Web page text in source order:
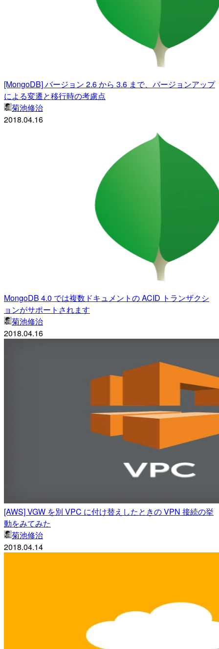
[MongoDB] バージョン 2.6 から 3.6 まで、バージョンアップ
による変遷と移行時の考慮点
菊池修治
2018.04.16
MongoDB 4.0 では複数ドキュメントの ACID トランザクシ
ョンがサポートされます
菊池修治
2018.04.16
[AWS] VGW を別 VPC に付け替えしたときの VPN 接続の挙
動をみてみた
菊池修治
2018.04.14